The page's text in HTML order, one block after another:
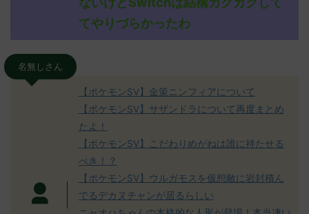
てやりづらかったわ
名無しさん
【ポケモンSV】金策ニンフィアについて
【ポケモンSV】サザンドラについて再度まとめ
たよ！
【ポケモンSV】こだわりめがねは誰に持たせる
べき！？
【ポケモンSV】ウルガモスを仮想敵に岩封積ん
でるデカヌチャンが居るらしい